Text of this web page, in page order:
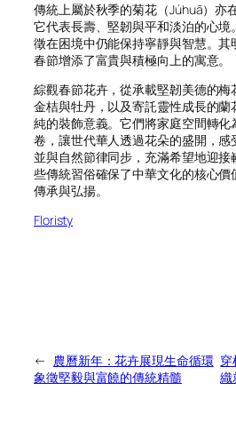
傳統上屬於秋季的菊花（Júhuā）亦
它代表長壽、堅韌與平和淡泊的心境
徵在困境中仍能保持寧靜與智慧。其
春節增添了富貴與積極向上的寓意。
綜觀春節花卉，從承載堅韌美德的梅
金桔與牡丹，以及寄託靈性成長的
純的裝飾意義。它們將家庭空間轉
卷，讓世代華人透過花朵的盛開，感
並與自然節律同步，充滿希望地迎
些傳統習俗確保了中華文化的核心
傳承與弘揚。
Floristy
← 農曆新年：花卉展現生命循環
象徵堅毅與富饒的傳統精髓
穿
織